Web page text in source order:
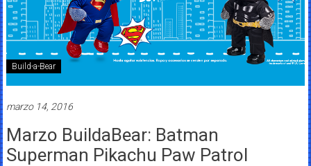
Build-a-Bear
marzo 14, 2016
Marzo BuildaBear: Batman
Superman Pikachu Paw Patrol